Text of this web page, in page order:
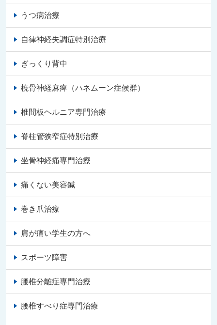
うつ病治療
自律神経失調症特別治療
ぎっくり背中
橈骨神経麻痺（ハネムーン症候群）
椎間板ヘルニア専門治療
脊柱管狭窄症特別治療
坐骨神経痛専門治療
痛くない美容鍼
巻き爪治療
肩が痛い学生の方へ
スポーツ障害
腰椎分離症専門治療
腰椎すべり症専門治療